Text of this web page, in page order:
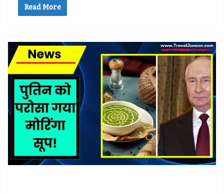
Read More